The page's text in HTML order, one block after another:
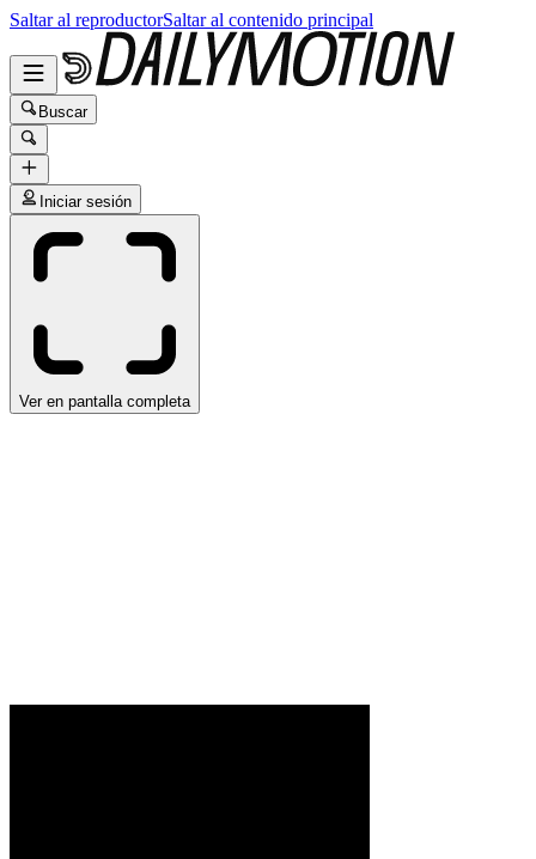
Saltar al reproductorSaltar al contenido principal
Buscar
Iniciar sesión
Ver en pantalla completa